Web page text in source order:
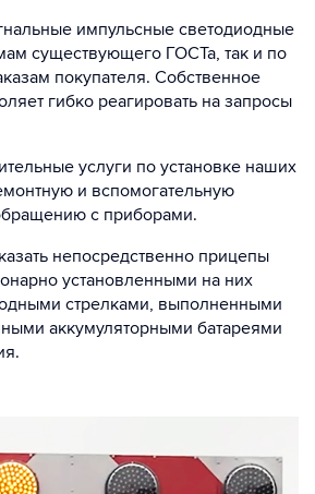
импульсные светодиодные
существующего ГОСТа, так и по
покупателя. Cобственное
гибко реагировать на запросы
услуги по установке наших
и вспомогательную
с приборами.
непосредственно прицепы
установленными на них
стрелками, выполненными
аккумуляторными батареями